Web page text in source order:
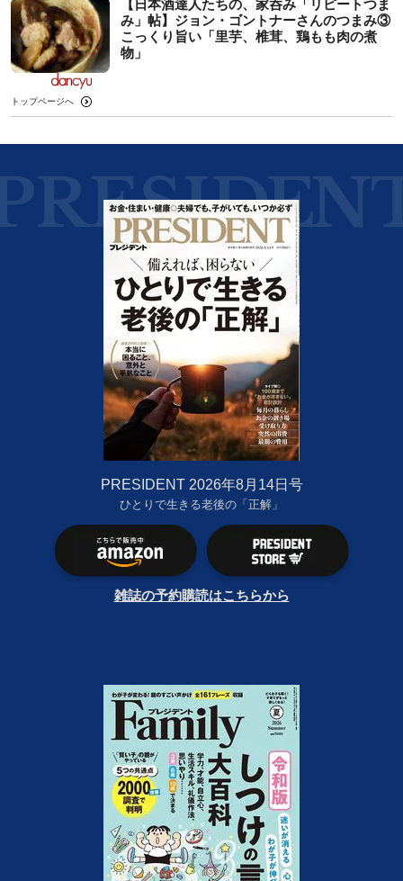
【日本酒達人たちの、家呑み「リピートつま
み」帖】ジョン・ゴントナーさんのつまみ③
こっくり旨い「里芋、椎茸、鶏もも肉の煮
物」
トップページへ
PRESIDENT 2026年8月14日号
ひとりで生きる老後の「正解」
雑誌の予約購読はこちらから